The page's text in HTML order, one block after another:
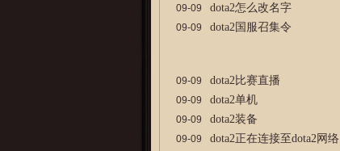
09-09 dota2怎么改名字
09-09 dota2国服召集令
09-09 dota2比赛直播
09-09 dota2单机
09-09 dota2装备
09-09 dota2正在连接至dota2网络